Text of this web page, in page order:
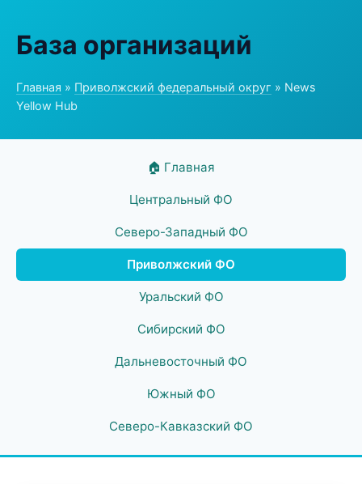
База организаций
Главная » Приволжский федеральный округ » News
Yellow Hub
🏠 Главная
Центральный ФО
Северо-Западный ФО
Приволжский ФО
Уральский ФО
Сибирский ФО
Дальневосточный ФО
Южный ФО
Северо-Кавказский ФО